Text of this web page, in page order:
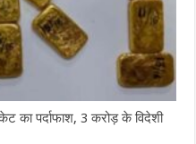
का पर्दाफाश, 3 करोड़ के विदेशी